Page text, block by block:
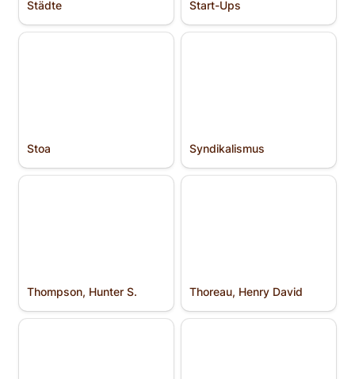
Städte Start-Ups
Stoa
Stoa
Syndikalismus
Syndikalismus
Thompson, Hunter S.
Thompson, Hunter S.
Thoreau, Henry David
Thoreau, Henry David
Tierschutz Tocqueville, Alexis de